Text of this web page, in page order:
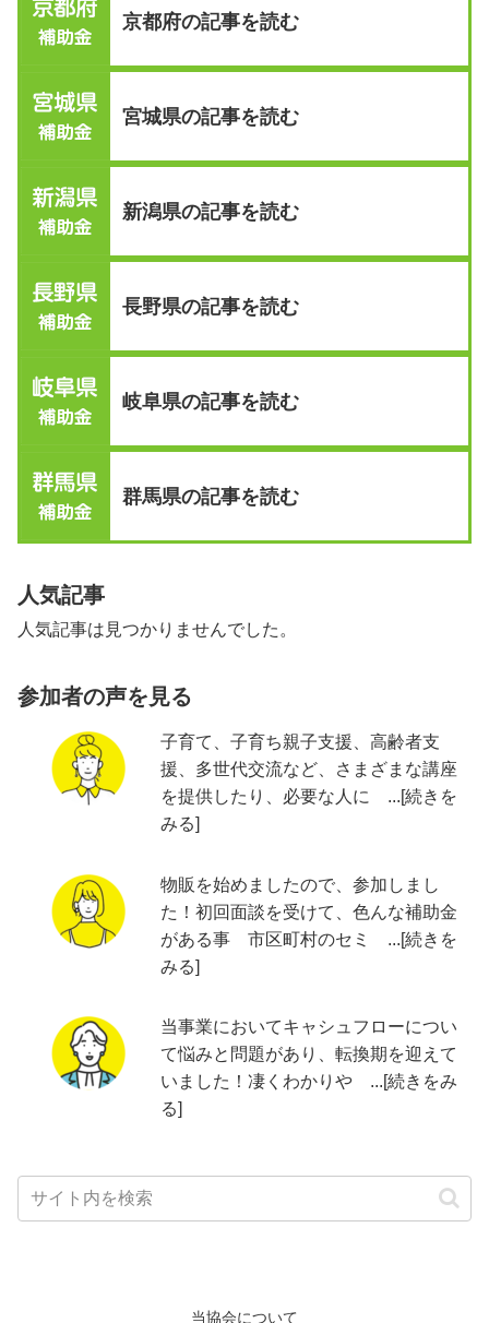
京都府の記事を読む
宮城県の記事を読む
新潟県の記事を読む
長野県の記事を読む
岐阜県の記事を読む
群馬県の記事を読む
人気記事
人気記事は見つかりませんでした。
参加者の声を見る
子育て、子育ち親子支援、高齢者支
援、多世代交流など、さまざまな講座
を提供したり、必要な人に ...[続きを
みる]
物販を始めましたので、参加しまし
た！初回面談を受けて、色んな補助金
がある事 市区町村のセミ ...[続きを
みる]
当事業においてキャシュフローについ
て悩みと問題があり、転換期を迎えて
いました！凄くわかりや ...[続きをみ
る]
当協会について